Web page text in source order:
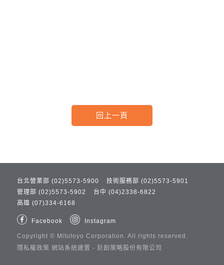
台北營業部 (02)5573-5900
技術服務部 (02)5573-5901
管理部 (02)5573-5902
台中 (04)2338-6822
高雄 (07)334-6168
Facebook Instagram
Copyright © Mitutoyo Corporation. All rights reserved.
隱私權政策 網站系統建置 - 巨創策略股份有限公司